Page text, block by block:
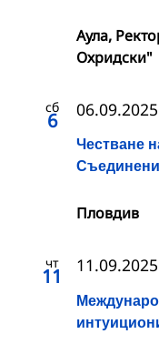
Аула,
Охридски"
сб
6
Честване
Пловдив
чт
11